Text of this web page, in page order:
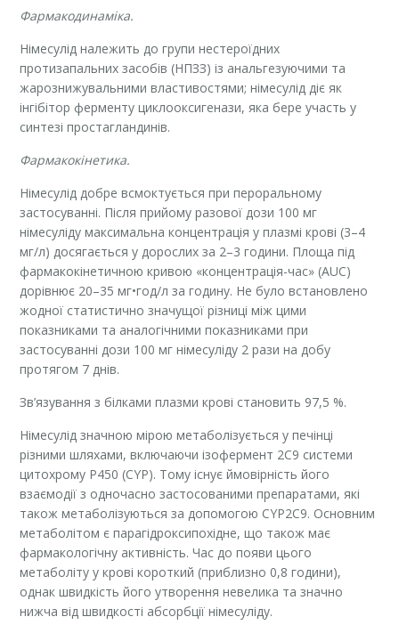
Фармакодинаміка.
Німесулід належить до групи нестероїдних
протизапальних засобів (НПЗЗ) із анальгезуючими та
жарознижувальними властивостями; німесулід діє як
інгібітор ферменту циклооксигенази, яка бере участь у
синтезі простагландинів.
Фармакокінетика.
Німесулід добре всмоктується при пероральному
застосуванні. Після прийому разової дози 100 мг
німесуліду максимальна концентрація у плазмі крові (3–4
мг/л) досягається у дорослих за 2–3 години. Площа під
фармакокінетичною кривою «концентрація-час» (AUC)
дорівнює 20–35 мг•год/л за годину. Не було встановлено
жодної статистично значущої різниці між цими
показниками та аналогічними показниками при
застосуванні дози 100 мг німесуліду 2 рази на добу
протягом 7 днів.
Зв’язування з білками плазми крові становить 97,5 %.
Німесулід значною мірою метаболізується у печінці
різними шляхами, включаючи ізофермент 2С9 системи
цитохрому Р450 (CYP). Тому існує ймовірність його
взаємодії з одночасно застосованими препаратами, які
також метаболізуються за допомогою CYP2C9. Основним
метаболітом є парагідроксипохідне, що також має
фармакологічну активність. Час до появи цього
метаболіту у крові короткий (приблизно 0,8 години),
однак швидкість його утворення невелика та значно
нижча від швидкості абсорбції німесуліду.